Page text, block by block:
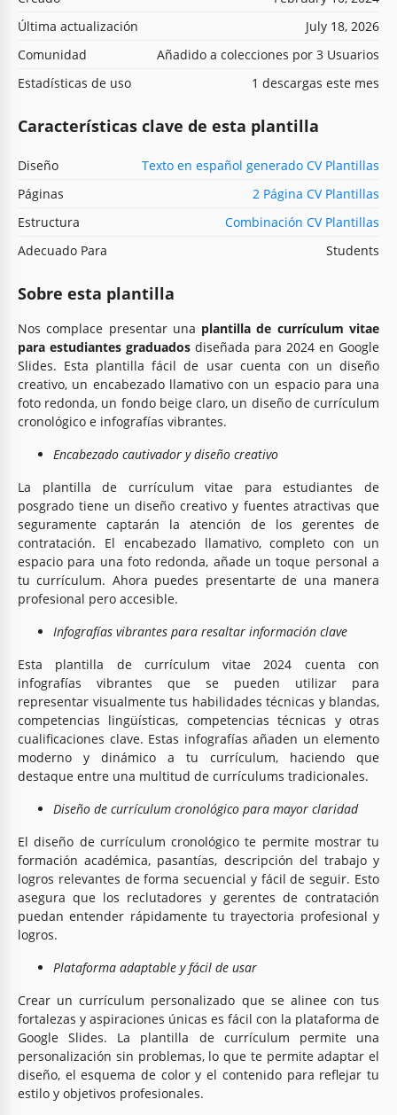
Última actualización
July 18, 2026
Comunidad
Añadido a colecciones por 3 Usuarios
Estadísticas de uso
1 descargas este mes
Características clave de esta plantilla
Diseño
Texto en español generado CV Plantillas
Páginas
2 Página CV Plantillas
Estructura
Combinación CV Plantillas
Adecuado Para
Students
Sobre esta plantilla
Nos complace presentar una plantilla de currículum vitae
para estudiantes graduados diseñada para 2024 en Google
Slides. Esta plantilla fácil de usar cuenta con un diseño
creativo, un encabezado llamativo con un espacio para una
foto redonda, un fondo beige claro, un diseño de currículum
cronológico e infografías vibrantes.
Encabezado cautivador y diseño creativo
La plantilla de currículum vitae para estudiantes de
posgrado tiene un diseño creativo y fuentes atractivas que
seguramente captarán la atención de los gerentes de
contratación. El encabezado llamativo, completo con un
espacio para una foto redonda, añade un toque personal a
tu currículum. Ahora puedes presentarte de una manera
profesional pero accesible.
Infografías vibrantes para resaltar información clave
Esta plantilla de currículum vitae 2024 cuenta con
infografías vibrantes que se pueden utilizar para
representar visualmente tus habilidades técnicas y blandas,
competencias lingüísticas, competencias técnicas y otras
cualificaciones clave. Estas infografías añaden un elemento
moderno y dinámico a tu currículum, haciendo que
destaque entre una multitud de currículums tradicionales.
Diseño de currículum cronológico para mayor claridad
El diseño de currículum cronológico te permite mostrar tu
formación académica, pasantías, descripción del trabajo y
logros relevantes de forma secuencial y fácil de seguir. Esto
asegura que los reclutadores y gerentes de contratación
puedan entender rápidamente tu trayectoria profesional y
logros.
Plataforma adaptable y fácil de usar
Crear un currículum personalizado que se alinee con tus
fortalezas y aspiraciones únicas es fácil con la plataforma de
Google Slides. La plantilla de currículum permite una
personalización sin problemas, lo que te permite adaptar el
diseño, el esquema de color y el contenido para reflejar tu
estilo y objetivos profesionales.